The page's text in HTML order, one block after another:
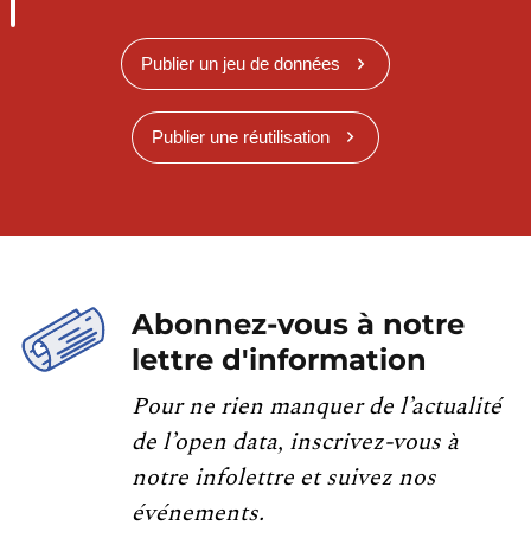
Publier un jeu de données
Publier une réutilisation
Abonnez-vous à notre
lettre d'information
Pour ne rien manquer de l’actualité
de l’open data, inscrivez-vous à
notre infolettre et suivez nos
événements.